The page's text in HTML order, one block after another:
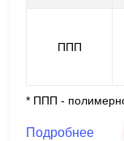
ППП
* ППП -
Подробнее